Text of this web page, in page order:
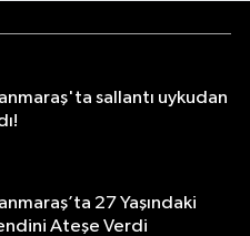
sallantı uykudan
27 Yaşındaki
Ateşe Verdi